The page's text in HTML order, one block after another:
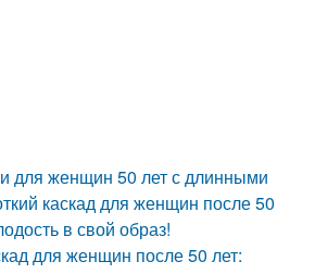
для женщин 50 лет с длинными
каскад для женщин после 50
в свой образ!
для женщин после 50 лет: